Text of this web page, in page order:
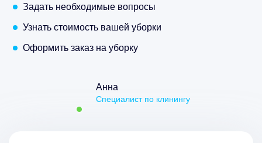
Задать необходимые вопросы
Узнать стоимость вашей уборки
Оформить заказ на уборку
Анна
Специалист по клинингу